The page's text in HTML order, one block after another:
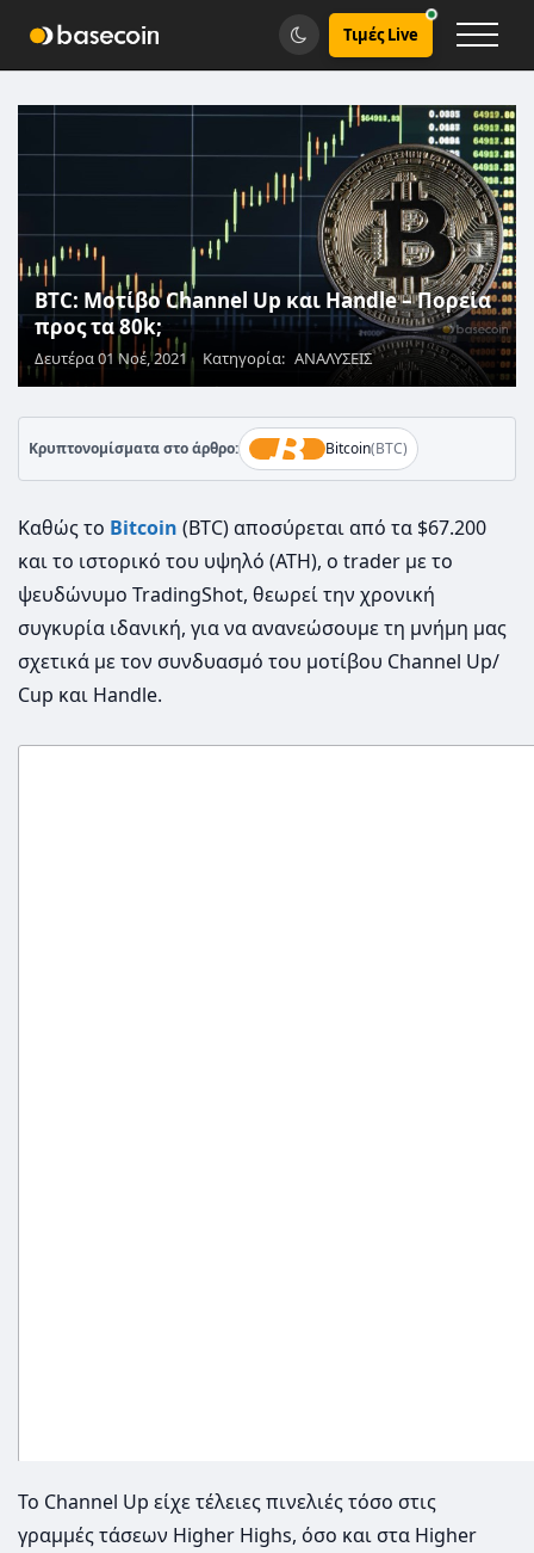
Τιμές Live
BTC: Μοτίβο Channel Up και Handle – Πορεία
προς τα 80k;
Δευτέρα 01 Νοέ, 2021 Κατηγορία: ΑΝΑΛΥΣΕΙΣ
Κρυπτονομίσματα στο άρθρο: Bitcoin(BTC)
Kαθώς το Bitcoin (BTC) αποσύρεται από τα $67.200
και το ιστορικό του υψηλό (ATH), ο trader με το
ψευδώνυμο TradingShot, θεωρεί την χρονική
συγκυρία ιδανική, για να ανανεώσουμε τη μνήμη μας
σχετικά με τον συνδυασμό του μοτίβου Channel Up/
Cup και Handle.
Το Channel Up είχε τέλειες πινελιές τόσο στις
γραμμές τάσεων Higher Highs, όσο και στα Higher